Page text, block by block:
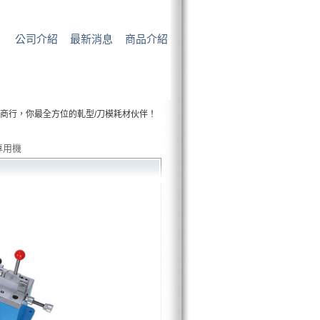
公司介紹 最新消息 商品介紹
料商行，你最全方位的軋型/刀模耗材伙伴！
用機